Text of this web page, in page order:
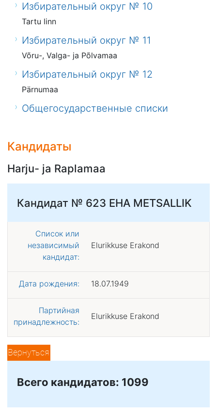
Избирательный округ № 10
Tartu linn
Избирательный округ № 11
Võru-, Valga- ja Põlvamaa
Избирательный округ № 12
Pärnumaa
Общегосударственные списки
Кандидаты
Harju- ja Raplamaa
Кандидат № 623 EHA METSALLIK
Список или
независимый
кандидат:
Elurikkuse Erakond
Дата рождения: 18.07.1949
Партийная
принадлежность:
Elurikkuse Erakond
Вернуться
Всего кандидатов: 1099